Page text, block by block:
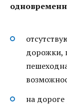
дорожки,
на